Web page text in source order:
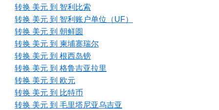
转换 美元 到 智利比索
转换 美元 到 智利账户单位（UF）
转换 美元 到 朝鲜圆
转换 美元 到 柬埔寨瑞尔
转换 美元 到 根西岛镑
转换 美元 到 格鲁吉亚拉里
转换 美元 到 欧元
转换 美元 到 比特币
转换 美元 到 毛里塔尼亚乌吉亚